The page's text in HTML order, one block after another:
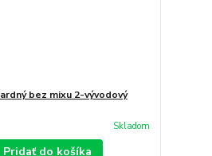
bez mixu 2-vývodový
Skladom
Pridať do košíka